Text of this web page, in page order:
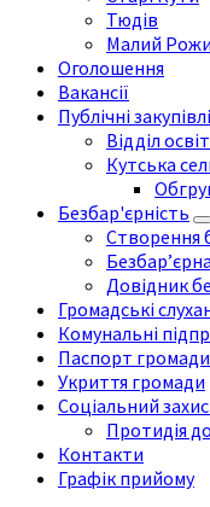
Тюдів
Малий
Оголошення
Вакансії
Публічні закупівлі
Відділ
Кутська
Безбар'єрність
Створення
Довідник
Громадські
Комунальні
Паспорт громади
Укриття громади
Соціальний
Протидія
Контакти
Графік прийому